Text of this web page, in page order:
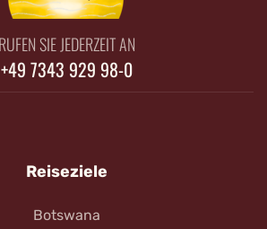
RUFEN SIE JEDERZEIT AN
+49 7343 929 98-0
Reiseziele
Botswana